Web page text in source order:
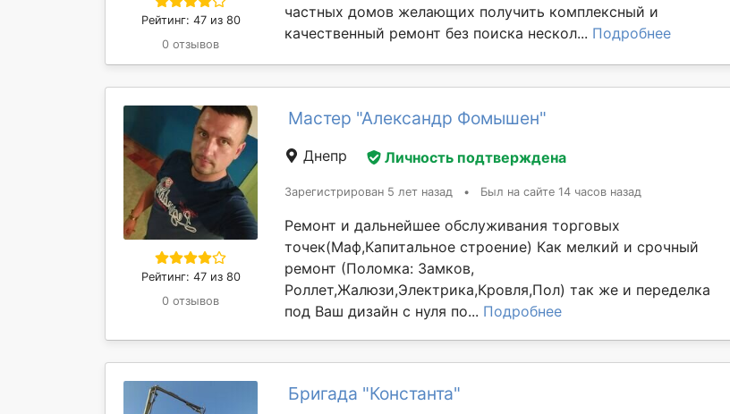
Рейтинг: 47 из 80
0 отзывов
частных домов желающих получить комплексный и
качественный ремонт без поиска нескол... Подробнее
Рейтинг: 47 из 80
0 отзывов
Мастер "Александр Фомышен"
Днепр Личность подтверждена
Зарегистрирован 5 лет назад • Был на сайте 14 часов назад
Ремонт и дальнейшее обслуживания торговых
точек(Маф,Капитальное строение) Как мелкий и срочный
ремонт (Поломка: Замков,
Роллет,Жалюзи,Электрика,Кровля,Пол) так же и переделка
под Ваш дизайн с нуля по... Подробнее
Бригада "Константа"